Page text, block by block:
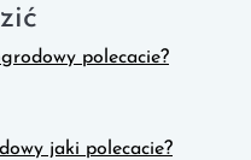
polecacie?
jaki polecacie?